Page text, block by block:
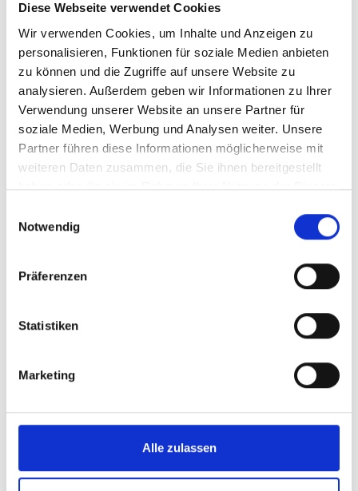
Diese Webseite verwendet Cookies
Wir verwenden Cookies, um Inhalte und Anzeigen zu
personalisieren, Funktionen für soziale Medien anbieten
zu können und die Zugriffe auf unsere Website zu
analysieren. Außerdem geben wir Informationen zu Ihrer
Verwendung unserer Website an unsere Partner für
soziale Medien, Werbung und Analysen weiter. Unsere
Partner führen diese Informationen möglicherweise mit
weiteren Daten zusammen, die Sie ihnen bereitgestellt
haben oder die sie im Rahmen Ihrer Nutzung der Dienste
Notwendig
Präferenzen
Statistiken
Marketing
Alle zulassen
zurück zur Übersicht
WAR DER INHALT FÜR SIE HILFREICH?
Ja
Nein
Weitere interessante Links